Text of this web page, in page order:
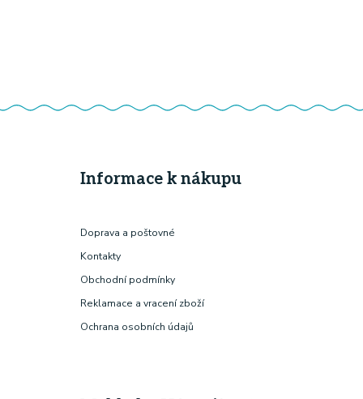
Informace k nákupu
Doprava a poštovné
Kontakty
Obchodní podmínky
Reklamace a vracení zboží
Ochrana osobních údajů